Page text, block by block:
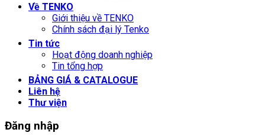
Về TENKO
Giới thiệu về TENKO
Chính sách đại lý Tenko
Tin tức
Hoạt động doanh nghiệp
Tin tổng hợp
BẢNG GIÁ & CATALOGUE
Liên hệ
Thư viện
Đăng nhập